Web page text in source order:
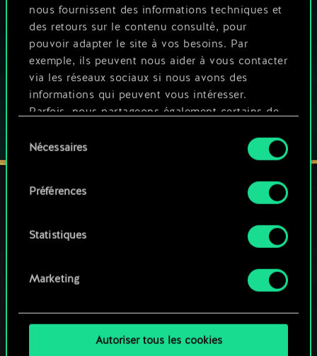
nous fournissent des informations techniques et
des retours sur le contenu consulté, pour
pouvoir adapter le site à vos besoins. Par
exemple, ils peuvent nous aider à vous contacter
via les réseaux sociaux si nous avons des
informations qui peuvent vous intéresser.
Parfois, nous partageons également certains de
ces cookies optionnels ne seront appliqués
Vous pouvez consulter tous les détails sur notre
préférences dans le menu "Paramètres" ci-
duNécessaires
Préférences
Statistiques
Marketing
Autoriser tous les cookies
Ce jeu propose des achats intégrés
JOUEZ AUSSI SUR :
RESTEZ CONNECTÉ(E)